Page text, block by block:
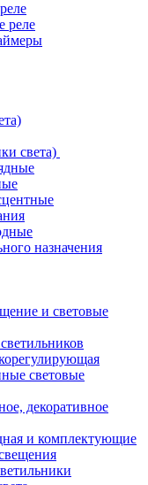
реле
света)
назначения
и световые
световые
декоративное
и комплектующие